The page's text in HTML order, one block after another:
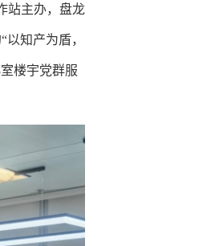
站主办，盘龙
知产为盾，
楼宇党群服